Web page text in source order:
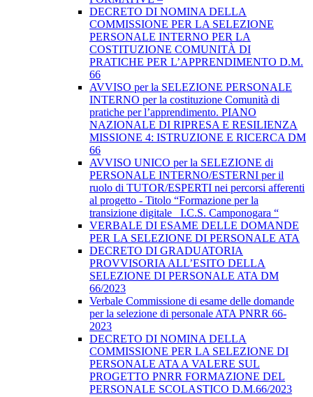
DECRETO DI NOMINA DELLA
COMMISSIONE PER LA SELEZIONE
PERSONALE INTERNO PER LA
COSTITUZIONE COMUNITÀ DI
PRATICHE PER L’APPRENDIMENTO D.M.
66
AVVISO per la SELEZIONE PERSONALE
INTERNO per la costituzione Comunità di
pratiche per l’apprendimento. PIANO
NAZIONALE DI RIPRESA E RESILIENZA
MISSIONE 4: ISTRUZIONE E RICERCA DM
66
AVVISO UNICO per la SELEZIONE di
PERSONALE INTERNO/ESTERNI per il
ruolo di TUTOR/ESPERTI nei percorsi afferenti
al progetto - Titolo “Formazione per la
transizione digitale _I.C.S. Camponogara “
VERBALE DI ESAME DELLE DOMANDE
PER LA SELEZIONE DI PERSONALE ATA
DECRETO DI GRADUATORIA
PROVVISORIA ALL’ESITO DELLA
SELEZIONE DI PERSONALE ATA DM
66/2023
Verbale Commissione di esame delle domande
per la selezione di personale ATA PNRR 66-
2023
DECRETO DI NOMINA DELLA
COMMISSIONE PER LA SELEZIONE DI
PERSONALE ATA A VALERE SUL
PROGETTO PNRR FORMAZIONE DEL
PERSONALE SCOLASTICO D.M.66/2023